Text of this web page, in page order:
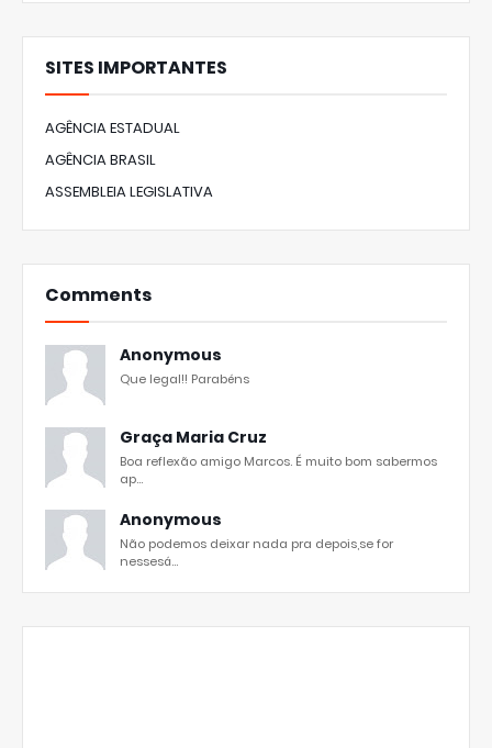
SITES IMPORTANTES
AGÊNCIA ESTADUAL
AGÊNCIA BRASIL
ASSEMBLEIA LEGISLATIVA
Comments
Anonymous
Que legal!! Parabéns
Graça Maria Cruz
Boa reflexão amigo Marcos. É muito bom sabermos
ap...
Anonymous
Não podemos deixar nada pra depois,se for
nessesá...